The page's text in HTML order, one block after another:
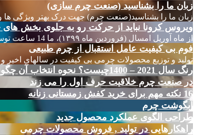
زبان ما را بشناسید (صنعت چرم سازی)
زبان ما را بشناسید(صنعت چرم) جهت درک بهتر ویژگی ها و
ویروس کرونا نباید از حرکت رو به جلوی بخش های
از ماه آوریل امسال (فروردین ماه ۱۳۹۹)، ما 14 ساعت توسط انجمن های چرم ایتالیا
فوم بی کیفیت عامل استقبال از چرم طبیعی
تولید و توزیع محصولات چرمی بی کیفیت در سالهای
رنگ سال 2021 – 1400چیست؟ نحوه انتخاب آن چگونه است؟
در صنعت چرم خلاقیت حرف اول را می زند
16 نکته مهم برای خرید کفش زمستانی زنانه
آبگوشت چرم
طراحی الگوی عملکرد محصول جدید
راهکارهایی در تولید , فروش محصولات چرمی